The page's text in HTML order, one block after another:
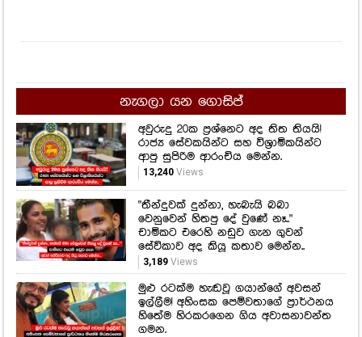
නැගලා යන ගොසිප්
අවුරුදු 20ක ප්‍රශ්නෙට අද තිත තියයි!
රාජ්‍ය සේවකයින්ට සහ විශ්‍රාමිකයින්ට
ආපු සුපිරිම ආරංචිය මෙන්න.
13,240Views
"තීන්දුවක් දුන්නා, හැබැයි බබා
වෙනුවෙන් හිතපු දේ වුණේ නෑ.."
චාමිකට එරෙහි නඩුව ගැන ගුවන්
සේවිකාව අද කියූ කතාව මෙන්න..
3,189Views
මුළු රටක්ම හැඬවූ ගයාන්ගේ අවසන්
ඉල්ලීම! අහිංසක පෙම්වතාගේ ප්‍රාර්ථනය
හිතේම හිරකරගෙන ගිය අවාසනාවන්ත
ගමන.